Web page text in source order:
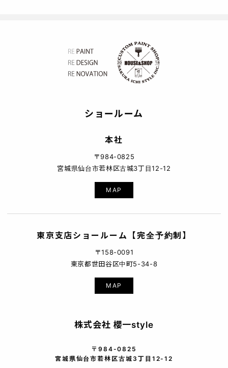
ショールーム
本社
〒984-0825
宮城県仙台市若林区古城3丁目12-12
MAP
東京支店ショールーム【完全予約制】
〒158-0091
東京都世田谷区中町5-34-8
MAP
株式会社 櫻一style
〒984-0825
宮城県仙台市若林区古城3丁目12-12